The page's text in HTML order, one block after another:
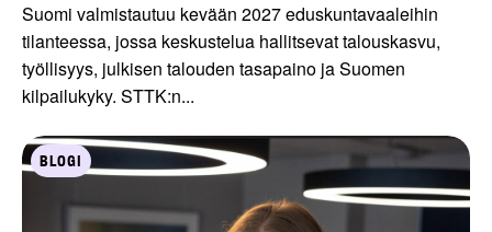
Suomi valmistautuu kevään 2027 eduskuntavaaleihin
tilanteessa, jossa keskustelua hallitsevat talouskasvu,
työllisyys, julkisen talouden tasapaino ja Suomen
kilpailukyky. STTK:n...
BLOGI